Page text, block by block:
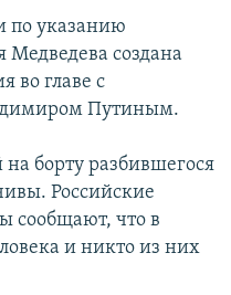
по указанию
создана
во главе с
Путиным.
борту разбившегося
Российские
сообщают, что в
и никто из них